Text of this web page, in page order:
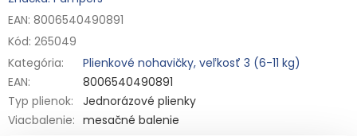
EAN: 8006540490891
Kód: 265049
Kategória:
Plienkové nohavičky, veľkosť 3 (6-11 kg)
EAN:
8006540490891
Typ plienok:
Jednorázové plienky
Viacbalenie: mesačné balenie